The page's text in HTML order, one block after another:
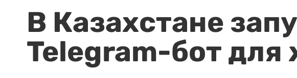
В Казахстане
Telegram-бот